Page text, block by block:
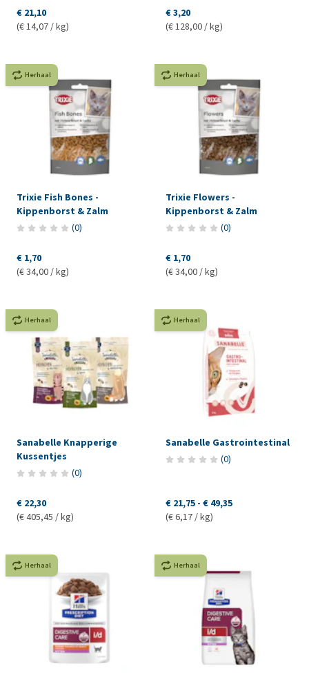
€ 21,10
(€ 14,07 / kg)
€ 3,20
(€ 128,00 / kg)
Herhaal
Trixie Fish Bones -
Kippenborst & Zalm
(0)
€ 1,70
(€ 34,00 / kg)
Herhaal
Trixie Flowers -
Kippenborst & Zalm
(0)
€ 1,70
(€ 34,00 / kg)
Herhaal
Sanabelle Knapperige
Kussentjes
(0)
€ 22,30
(€ 405,45 / kg)
Herhaal
Sanabelle Gastrointestinal
(0)
€ 21,75 - € 49,35
(€ 6,17 / kg)
Herhaal Herhaal